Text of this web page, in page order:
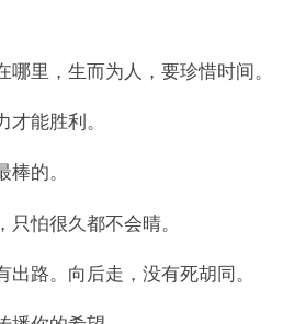
哪里，生而为人，要珍惜时间。
才能胜利。
棒的。
只怕很久都不会晴。
出路。向后走，没有死胡同。